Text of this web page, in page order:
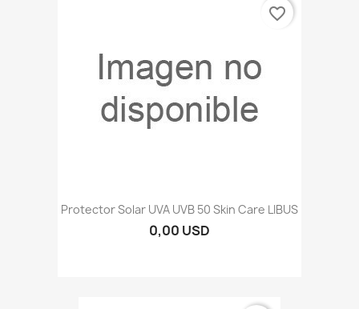
Protector Solar UVA UVB 50 Skin Care LIBUS
0,00 USD
favorite_border